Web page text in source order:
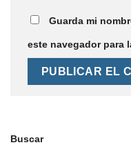
Guarda mi
este navegador para
Buscar